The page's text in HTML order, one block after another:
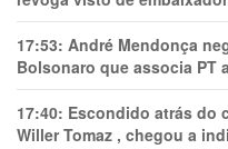
17:53: André Mendonça
Bolsonaro que associa PT
17:40: Escondido atrás do
Willer Tomaz , chegou a